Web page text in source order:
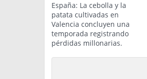
España: La cebolla y la
patata cultivadas en
Valencia concluyen una
temporada registrando
pérdidas millonarias.